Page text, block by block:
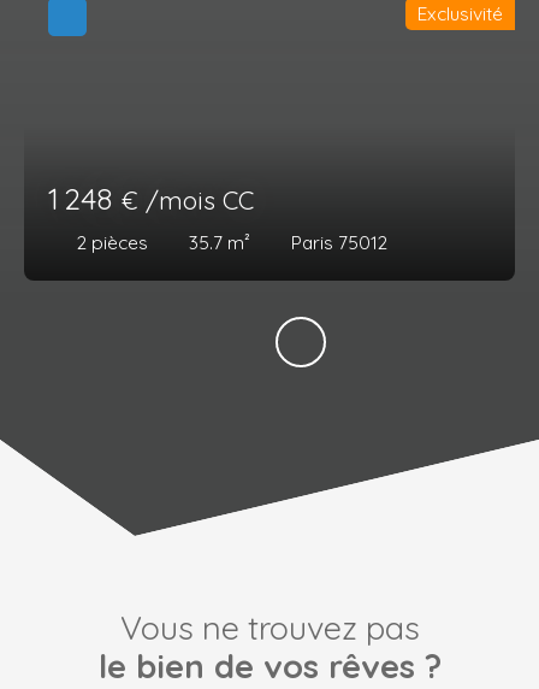
1 248 € /mois CC
2 pièces 35.7 m² Paris 75012
Exclusivité
Vous ne trouvez pas
le bien de vos rêves ?